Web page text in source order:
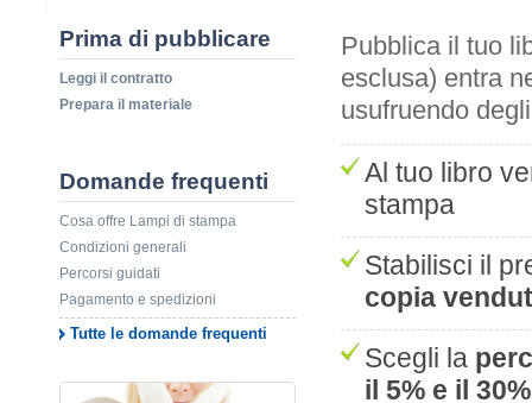
Prima di pubblicare
Leggi il contratto
Prepara il materiale
Domande frequenti
Cosa offre Lampi di stampa
Condizioni generali
Percorsi guidati
Pagamento e spedizioni
Tutte le domande frequenti
Pubblica il tuo
esclusa) entra
usufruendo
Al tuo libro
stampa
Stabilisci il
copia
Scegli la
il 5% e il 30%